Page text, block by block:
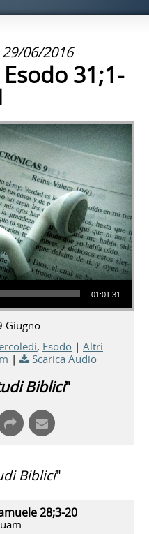
06/2016
31;1-
01:01:31
Giugno
, Esodo | Altri
| Scarica Audio
Biblici"
Biblici"
28;3-20